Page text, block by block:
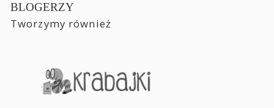
BLOGERZY
Tworzymy również